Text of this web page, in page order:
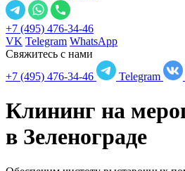
+7 (495) 476-34-46
VK Telegram WhatsApp
Свяжитесь с нами
+7 (495) 476-34-46
Telegram
Клининг на
в Зеленограде